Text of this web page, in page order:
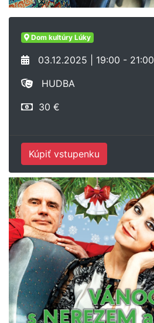
Dom kultúry Lúky
03.12.2025 | 19:00 - 21:00
HUDBA
30 €
Kúpiť vstupenku